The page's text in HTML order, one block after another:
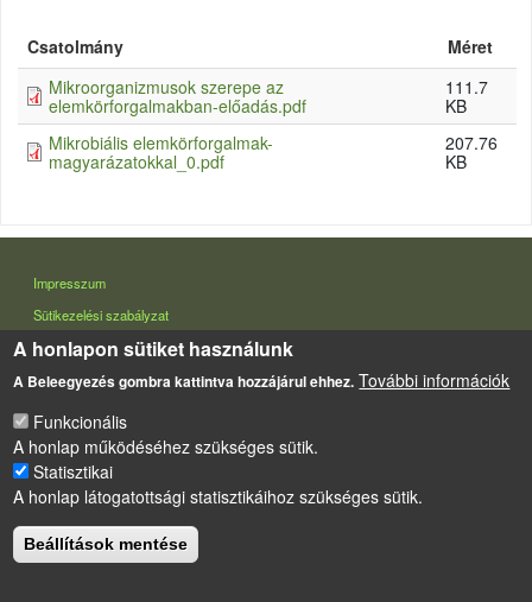
Csatolmány
Méret
Mikroorganizmusok szerepe az
elemkörforgalmakban-előadás.pdf
111.7
KB
Mikrobiális elemkörforgalmak-
magyarázatokkal_0.pdf
207.76
KB
LÁBLÉC
Impresszum
Sütikezelési szabályzat
Drupalalapú webhely
A honlapon sütiket használunk
A Beleegyezés gombra kattintva hozzájárul ehhez. További információk
Funkcionális
A honlap működéséhez szükséges sütik.
Statisztikai
A honlap látogatottsági statisztikáihoz szükséges sütik.
Beállítások mentése